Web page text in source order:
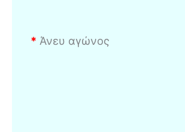
* Άνευ αγώνος